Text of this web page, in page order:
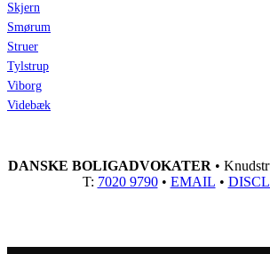
Skjern
Smørum
Struer
Tylstrup
Viborg
Videbæk
DANSKE BOLIGADVOKATER •
T: 7020 9790• EMAIL •